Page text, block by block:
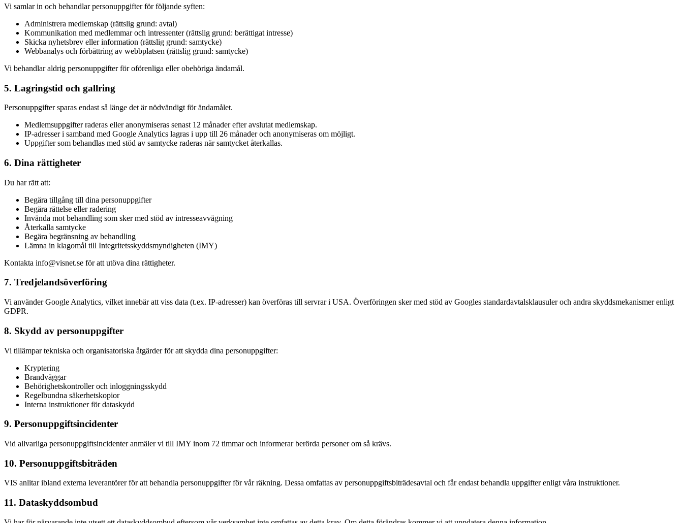
Vi samlar in och behandlar personuppgifter för följande syften:
Administrera medlemskap (rättslig grund: avtal)
Kommunikation med medlemmar och intressenter (rättslig grund: berättigat intresse)
Skicka nyhetsbrev eller information (rättslig grund: samtycke)
Webbanalys och förbättring av webbplatsen (rättslig grund: samtycke)
Vi behandlar aldrig personuppgifter för oförenliga eller obehöriga ändamål.
5. Lagringstid och gallring
Personuppgifter sparas endast så länge det är nödvändigt för ändamålet.
Medlemsuppgifter raderas eller anonymiseras senast 12 månader efter avslutat medlemskap.
IP-adresser i samband med Google Analytics lagras i upp till 26 månader och anonymiseras om möjligt.
Uppgifter som behandlas med stöd av samtycke raderas när samtycket återkallas.
6. Dina rättigheter
Du har rätt att:
Begära tillgång till dina personuppgifter
Begära rättelse eller radering
Invända mot behandling som sker med stöd av intresseavvägning
Återkalla samtycke
Begära begränsning av behandling
Lämna in klagomål till Integritetsskyddsmyndigheten (IMY)
Kontakta info@visnet.se för att utöva dina rättigheter.
7. Tredjelandsöverföring
Vi använder Google Analytics, vilket innebär att viss data (t.ex. IP-adresser) kan överföras till servrar i USA. Överföringen sker med stöd av Googles standardavtalsklausuler och andra skyddsmekanismer enligt
GDPR.
8. Skydd av personuppgifter
Vi tillämpar tekniska och organisatoriska åtgärder för att skydda dina personuppgifter:
Kryptering
Brandväggar
Behörighetskontroller och inloggningsskydd
Regelbundna säkerhetskopior
Interna instruktioner för dataskydd
9. Personuppgiftsincidenter
Vid allvarliga personuppgiftsincidenter anmäler vi till IMY inom 72 timmar och informerar berörda personer om så krävs.
10. Personuppgiftsbiträden
VIS anlitar ibland externa leverantörer för att behandla personuppgifter för vår räkning. Dessa omfattas av personuppgiftsbiträdesavtal och får endast behandla uppgifter enligt våra instruktioner.
11. Dataskyddsombud